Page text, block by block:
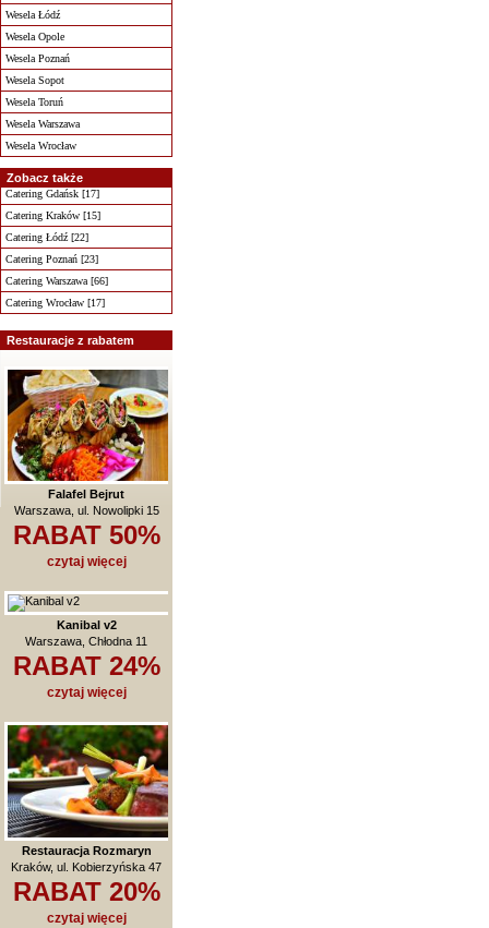
Wesela Łódź
Wesela Opole
Wesela Poznań
Wesela Sopot
Wesela Toruń
Wesela Warszawa
Wesela Wrocław
Zobacz także
Catering Gdańsk [17]
Catering Kraków [15]
Catering Łódź [22]
Catering Poznań [23]
Catering Warszawa [66]
Catering Wrocław [17]
Restauracje z rabatem
Falafel Bejrut
Warszawa, ul. Nowolipki 15
RABAT 50%
czytaj więcej
Kanibal v2
Warszawa, Chłodna 11
RABAT 24%
czytaj więcej
Restauracja Rozmaryn
Kraków, ul. Kobierzyńska 47
RABAT 20%
czytaj więcej